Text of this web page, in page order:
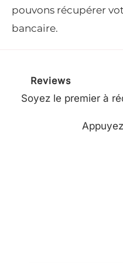
Grâce à la torsion, le
compatible avec de
pouvons récupérer
bancaire.
Reviews
Soyez le premier à